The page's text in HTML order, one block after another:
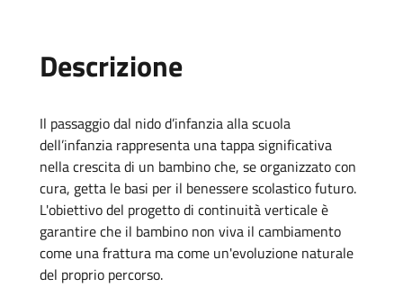
Descrizione
Il passaggio dal nido d’infanzia alla scuola
dell’infanzia rappresenta una tappa significativa
nella crescita di un bambino che, se organizzato con
cura, getta le basi per il benesserescolastico futuro.
L'obiettivo del progetto di continuità verticale è
garantire che il bambino non viva il cambiamento
come una frattura ma come un'evoluzione naturale
del proprio percorso.